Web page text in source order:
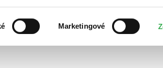
Marketingové